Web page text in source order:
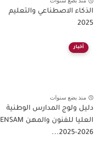
الذكاء الاصطناعي والتعليم
2025
أخبار
منذ بضع سنوات
دليل ولوج المدارس الوطنية
العليا للفنون والمهن ENSAM
2025-2026...